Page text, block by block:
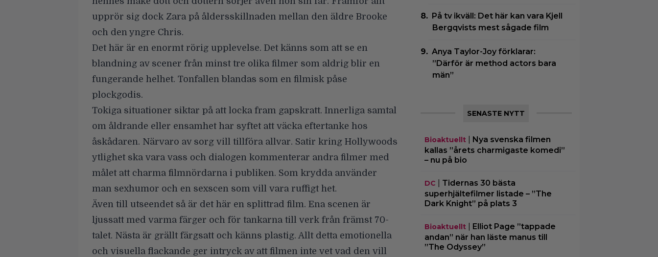
upprör sig dock Zara på åldersskillnaden mellan den äldre Brooke
och den yngre Chris.
Det här är en enormt rörig upplevelse. Det känns som att se en
blandning av scener från minst tre olika filmer som aldrig blir en
fungerande helhet. Tonfallen blandas som en filmisk påse
plockgodis.
Tokiga situationer siktar på att locka fram gapskratt. Innerliga samtal
om åldrande eller ensamhet har syftet att väcka eftertanke hos
åskådaren. Närvaro av sorg vill tillföra allvar. Satir kring Hollywoods
ytlighet ska vara vass och dialogen kommenterar andra filmer med
målet att charma filmnördarna i publiken. Som krydda använder
man sexhumor och en sexscen som vill vara ruffigt het.
Även till utseendet så är det här en splittrad film. Ena scenen är
ljussatt med varma färger och för tankarna till verk från främst 70-
talet. Nästa är grällt färgsatt och känns plastig. Allt detta emotionella
och visuella flackande ger intryck av att filmen inte vet vad den vill
På tv ikväll: Det här kan vara Kjell
Bergqvists mest sågade film
Anya Taylor-Joy förklarar:
”Därför är method actors bara
män”
SENASTE NYTT
Bioaktuellt| Nya svenska filmen
kallas ”årets charmigaste komedi”
– nu på bio
DC
Tidernas 30 bästa
superhjältefilmer listade – ”The
Dark Knight” på plats 3
Bioaktuellt| Elliot Page ”tappade
andan” när han läste manus till
”The Odyssey”